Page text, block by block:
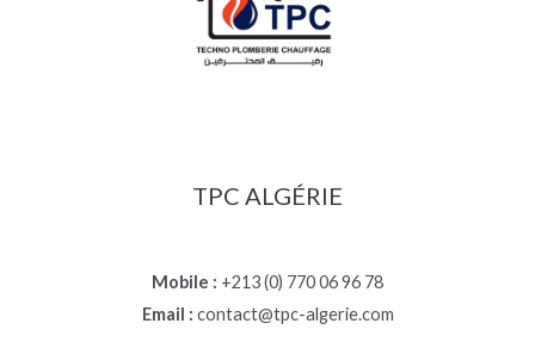
TPC ALGÉRIE
Mobile : +213 (0) 770 06 96 78
Email : contact@tpc-algerie.com